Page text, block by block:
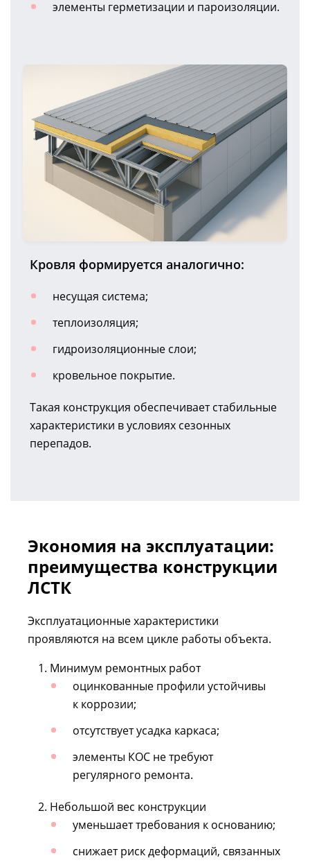
элементы герметизации и пароизоляции.
Кровля формируется аналогично:
несущая система;
теплоизоляция;
гидроизоляционные слои;
кровельное покрытие.
Такая конструкция обеспечивает стабильные
характеристики в условиях сезонных
перепадов.
Экономия на эксплуатации:
преимущества конструкции
ЛСТК
Эксплуатационные характеристики
проявляются на всем цикле работы объекта.
Минимум ремонтных работ
оцинкованные профили устойчивы
к коррозии;
отсутствует усадка каркаса;
элементы КОС не требуют
регулярного ремонта.
Небольшой вес конструкции
уменьшает требования к основанию;
снижает риск деформаций, связанных